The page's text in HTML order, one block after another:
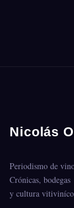
Nicolás
Periodismo de
Crónicas, bodegas
y cultura